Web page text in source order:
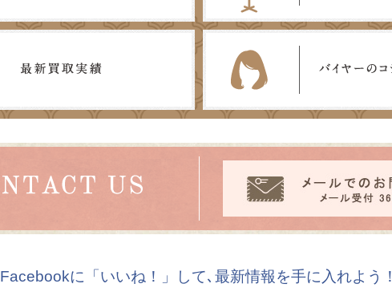
Facebookに「いいね！」して､最新情報を手に入れよう！